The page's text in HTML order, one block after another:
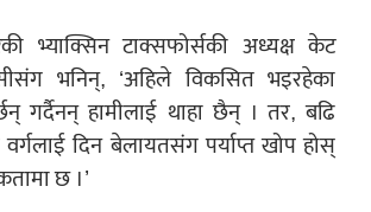
भ्याक्सिन टाक्सफोर्सकी अध्यक्ष केट
भनिन्, ‘अहिले विकसित भइरहेका
गर्दैनन् हामीलाई थाहा छैन् । तर, बढि
दिन बेलायतसंग पर्याप्त खोप होस्
छ ।’